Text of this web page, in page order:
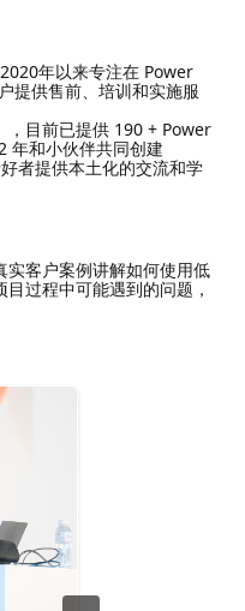
年以来专注在 Power
提供售前、培训和实施服
目前已提供 190 + Power
年和小伙伴共同创建
者提供本土化的交流和学
客户案例讲解如何使用低
过程中可能遇到的问题，